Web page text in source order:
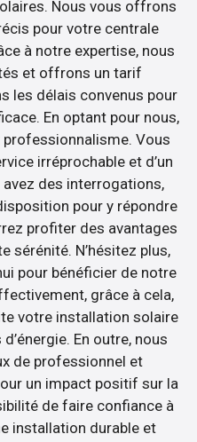
Nous vous offrons
pour votre centrale
à notre expertise, nous
et offrons un tarif
les délais convenus pour
En optant pour nous,
Vous
irréprochable et d’un
des interrogations,
pour y répondre
profiter des avantages
sérénité. N’hésitez plus,
pour bénéficier de notre
grâce à cela,
votre installation solaire
En outre, nous
de professionnel et
un impact positif sur la
de faire confiance à
installation durable et